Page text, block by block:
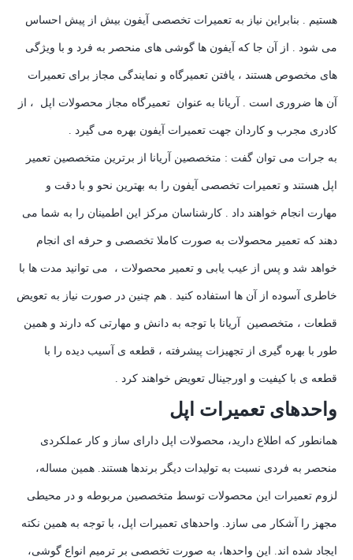
هستیم . بنابراین نیاز به تعمیرات تخصصی آیفون بیش از پیش احساس
می شود . از آن جا که آیفون ها گوشی های منحصر به فرد و با ویژگی
های مخصوص هستند ، یافتن تعمیرگاه و نمایندگی مجاز برای تعمیرات
آن ها ضروری است . آریانا به عنوان تعمیرگاه مجاز محصولات اپل ، از
کادری مجرب و کاردان جهت تعمیرات آیفون بهره می گیرد .
به جرات می توان گفت : متخصصین آریانا از برترین متخصصین تعمیر
اپل هستند و تعمیرات تخصصی آیفون را به بهترین نحو و با دقت و
مهارت انجام خواهند داد . کارشناسان مرکز این اطمینان را به شما می
دهند که تعمیر محصولات به صورت کاملا تخصصی و حرفه ای انجام
خواهد شد و پس از عیب یابی و تعمیر محصولات ، می توانید مدت ها با
خاطری آسوده از آن ها استفاده کنید . هم چنین در صورت نیاز به تعویض
قطعات ، متخصصین آریانا با توجه به دانش و مهارتی که دارند و همین
طور با بهره گیری از تجهیزات پیشرفته ، قطعه ی آسیب دیده را با
قطعه ی با کیفیت و اورجینال تعویض خواهند کرد .
واحدهای تعمیرات اپل
همانطور که اطلاع دارید، محصولات اپل دارای ساز و کار عملکردی
منحصر به فردی نسبت به تولیدات دیگر برندها هستند. همین مساله،
لزوم تعمیرات این محصولات توسط متخصصین مربوطه و در محیطی
مجهز را آشکار می سازد. واحدهای تعمیرات اپل، با توجه به همین نکته
ایجاد شده اند. این واحدها، به صورت تخصصی بر ترمیم انواع گوشی،